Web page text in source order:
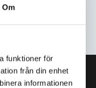
Om
funktioner för
från din enhet
informationen